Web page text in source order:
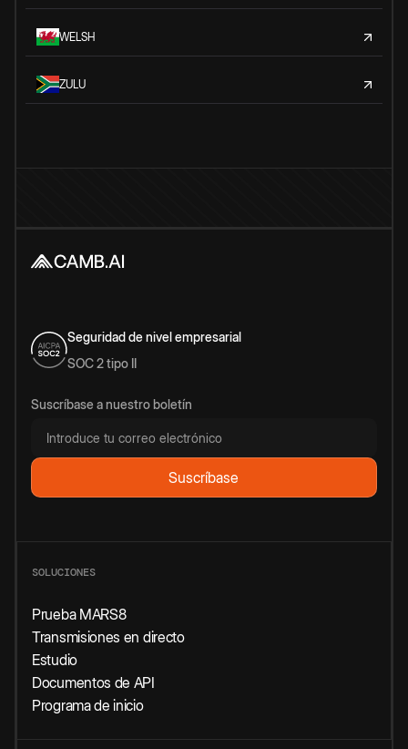
WELSH
ZULU
Seguridad de nivel empresarial
SOC 2 tipo II
Suscríbase a nuestro boletín
SOLUCIONES
Prueba MARS8
Transmisiones en directo
Estudio
Documentos de API
Programa de inicio